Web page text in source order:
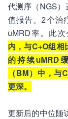
代测序（NGS
值报告。2个治
uMRD率。此
内，与C+O组
的持续uMRD
（BM）中，
更深。
更新后的中位随